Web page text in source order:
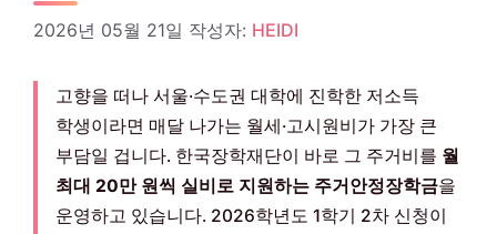
2026년 05월 21일 작성자: HEIDI
고향을 떠나 서울·수도권 대학에 진학한 저소득
학생이라면 매달 나가는 월세·고시원비가 가장 큰
부담일 겁니다. 한국장학재단이 바로 그 주거비를 월
최대 20만 원씩 실비로 지원하는 주거안정장학금을
운영하고 있습니다. 2026학년도 1학기 2차 신청이